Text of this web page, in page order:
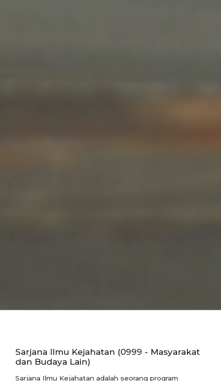
Sarjana Ilmu Kejahatan (0999 - Masyarakat
dan Budaya Lain)
Sarjana Ilmu Kejahatan adalah seorang program